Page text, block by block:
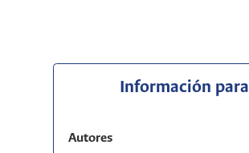
Información
Autores